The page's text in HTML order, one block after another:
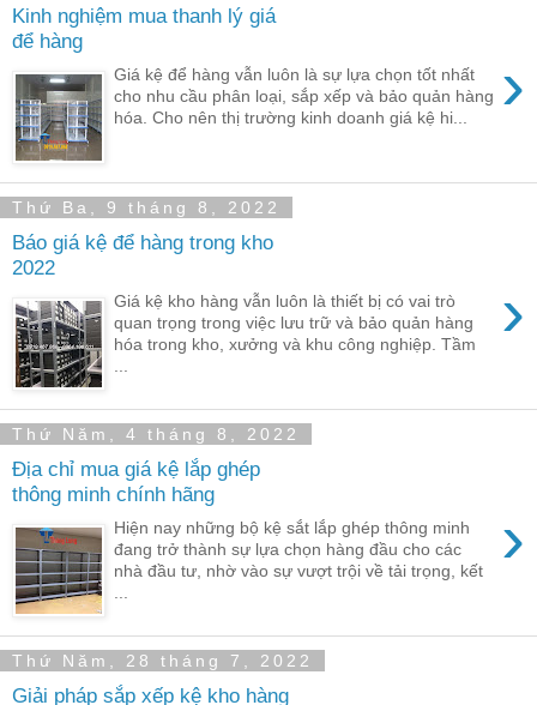
Kinh nghiệm mua thanh lý giá
để hàng
›
Giá kệ để hàng vẫn luôn là sự lựa chọn tốt nhất
cho nhu cầu phân loại, sắp xếp và bảo quản hàng
hóa. Cho nên thị trường kinh doanh giá kệ hi...
Thứ Ba, 9 tháng 8, 2022
Báo giá kệ để hàng trong kho
2022
›
Giá kệ kho hàng vẫn luôn là thiết bị có vai trò
quan trọng trong việc lưu trữ và bảo quản hàng
hóa trong kho, xưởng và khu công nghiệp. Tầm
...
Thứ Năm, 4 tháng 8, 2022
Địa chỉ mua giá kệ lắp ghép
thông minh chính hãng
›
Hiện nay những bộ kệ sắt lắp ghép thông minh
đang trở thành sự lựa chọn hàng đầu cho các
nhà đầu tư, nhờ vào sự vượt trội về tải trọng, kết
...
Thứ Năm, 28 tháng 7, 2022
Giải pháp sắp xếp kệ kho hàng